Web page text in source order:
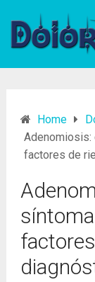
Home
Adenomiosis:
factores de